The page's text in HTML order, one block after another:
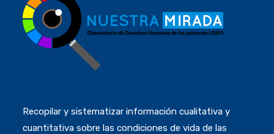
Recopilar y sistematizar información cualitativa y
cuantitativa sobre las condiciones de vida de las